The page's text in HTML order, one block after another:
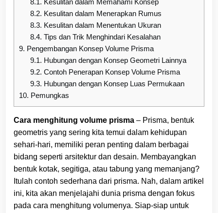
8.1. Kesulitan dalam Memahami Konsep
8.2. Kesulitan dalam Menerapkan Rumus
8.3. Kesulitan dalam Menentukan Ukuran
8.4. Tips dan Trik Menghindari Kesalahan
9. Pengembangan Konsep Volume Prisma
9.1. Hubungan dengan Konsep Geometri Lainnya
9.2. Contoh Penerapan Konsep Volume Prisma
9.3. Hubungan dengan Konsep Luas Permukaan
10. Pemungkas
Cara menghitung volume prisma – Prisma, bentuk
geometris yang sering kita temui dalam kehidupan
sehari-hari, memiliki peran penting dalam berbagai
bidang seperti arsitektur dan desain. Membayangkan
bentuk kotak, segitiga, atau tabung yang memanjang?
Itulah contoh sederhana dari prisma. Nah, dalam artikel
ini, kita akan menjelajahi dunia prisma dengan fokus
pada cara menghitung volumenya. Siap-siap untuk